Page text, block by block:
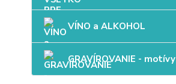
VÍNO a ALKOHOL
GRAVÍROVANIE - motívy